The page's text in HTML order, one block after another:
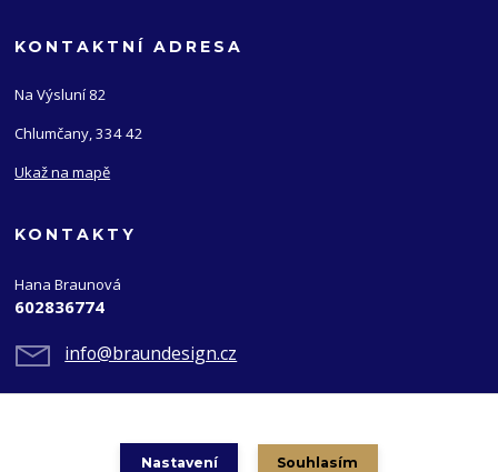
KONTAKTNÍ ADRESA
Na Výsluní 82
Chlumčany, 334 42
Ukaž na mapě
KONTAKTY
Hana Braunová
602836774
info@braundesign.cz
Nastavení Souhlasím